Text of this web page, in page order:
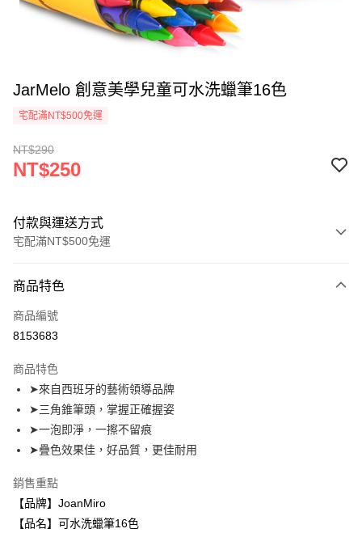
JarMelo 創意美學兒童可水洗蠟筆16色
宅配滿NT$500免運
NT$290
NT$250
付款與運送方式
宅配滿NT$500免運
信用卡一次付款
LINE Pay
街口支付
悠遊付
ATM付款
運送方式
宅配
商品特色
商品編號
8153683
商品特色
➤來自西班牙的藝術領導品牌
➤三角錐筆頭，掌握正確握姿
➤一泡即淨，一擦不留痕
➤疊色效果佳，好品質，更佳耐用
銷售重點
【品牌】JoanMiro
【品名】可水洗蠟筆16色